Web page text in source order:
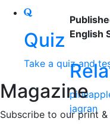
Quiz
Take a quiz and
Magazine
Subscribe to our print
English
jagran